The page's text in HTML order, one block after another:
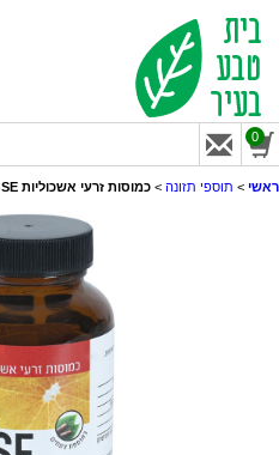
0
ראשי > תוספי תזונה > כמוסות זרעי אשכוליות GSE פורטה (60 כמוסות) - ברא BARA